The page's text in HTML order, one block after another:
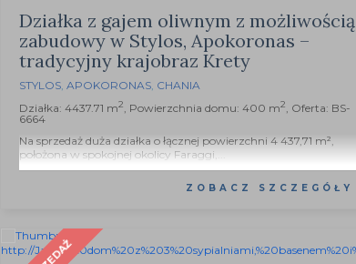
Działka z gajem oliwnym z możliwością
zabudowy w Stylos, Apokoronas –
tradycyjny krajobraz Krety
STYLOS, APOKORONAS, CHANIA
Działka: 4437.71 m2, Powierzchnia domu: 400 m2, Oferta: BS-
6664
Na sprzedaż duża działka o łącznej powierzchni 4 437,71 m²,
położona w spokojnej okolicy Faraggi,...
ZOBACZ SZCZEGÓŁY